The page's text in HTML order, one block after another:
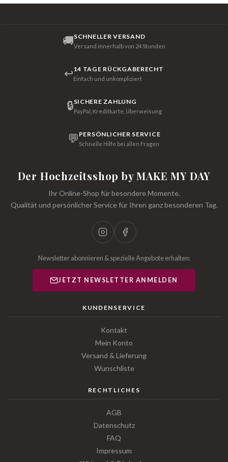
🚚SCHNELLER VERSAND
Versand innerhalb von 24 Stunden
↩14 TAGE RÜCKGABERECHT
Einfach und unkompliziert
🔒SICHERE ZAHLUNG
PayPal, Kreditkarte, Überweisung
💬 PERSÖNLICHER SERVICE
Schnelle Hilfe bei allen Fragen
Der Hochzeitsshop by MAKE MY DAY
Ihr Online-Shop für besondere Momente.
Qualität und persönlicher Service für Ihren ganz besonderen Tag.
Newsletter abonnieren & spezielle Angebote erhalten:
JETZT NEWSLETTER ANMELDEN
KUNDENSERVICE
Kontakt
Mein Konto
Versand & Lieferung
Wunschliste
RECHTLICHES
AGB
Datenschutz
FAQ
Impressum